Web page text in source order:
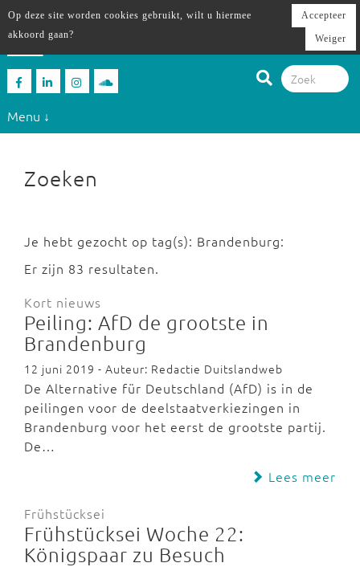
Menu ↓
Zoeken
Je hebt gezocht op tag(s): Brandenburg:
Er zijn 83 resultaten.
Kort nieuws
Peiling: AfD de grootste in
Brandenburg
12 juni 2019 - Auteur: Redactie Duitslandweb
De Alternative für Deutschland (AfD) is in de
peilingen voor de deelstaatverkiezingen in
Brandenburg voor het eerst de grootste partij.
De…
Lees meer
Frühstücksei
Frühstücksei Woche 22:
Königspaar zu Besuch
Op deze site worden cookies gebruikt, wilt u hiermee
akkoord gaan?
Accepteer
Weiger